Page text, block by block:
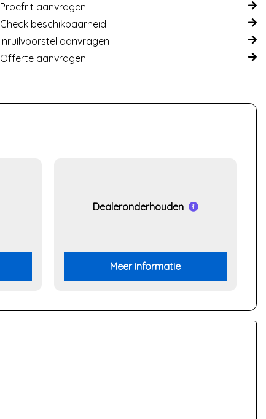
Proefrit aanvragen
Check beschikbaarheid
Inruilvoorstel aanvragen
Offerte aanvragen
Dealeronderhouden
Meer informatie